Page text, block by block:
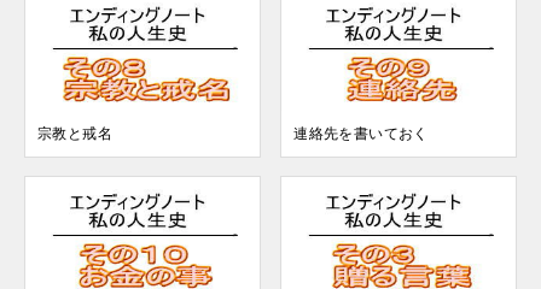
宗教と戒名 連絡先を書いておく